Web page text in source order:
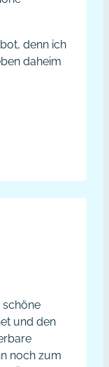
denn ich
daheim
schöne
und den
noch zum